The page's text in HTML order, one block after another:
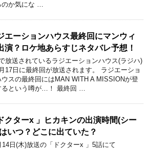
のか気にな …
エーションハウス最終回にマンウィ
演？ロケ地あらすじネタバレ予想！
放送されているラジエーションハウス(ラジハ)
17日に最終回が放送されます。 ラジエーショ
ウスの最終回にはMAN WITH A MISSIONが登
るという噂が…！ 最終回 …
クターx 」ヒカキンの出演時間(シー
いつ？どこに出ていた？
14日(木)放送の「ドクターx 」5話にて